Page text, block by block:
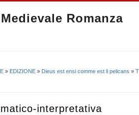
Romanza
» EDIZIONE » Dieus est ensi comme est li pelicans »
interpretativa